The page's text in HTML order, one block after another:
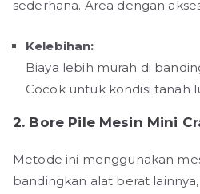
sederhana. Area dengan
Kelebihan:
Biaya lebih murah di
Cocok untuk kondisi tanah
2. Bore Pile Mesin Mini
Metode ini menggunakan
bandingkan alat berat